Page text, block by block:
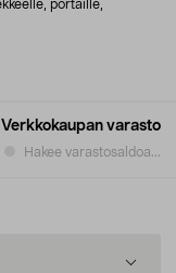
Verkkokaupan varasto
Hakee varastosaldoa...
portaille,